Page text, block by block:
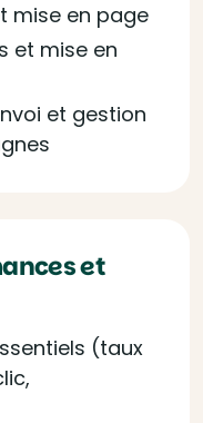
mise en page
et mise en
et gestion
et
(taux